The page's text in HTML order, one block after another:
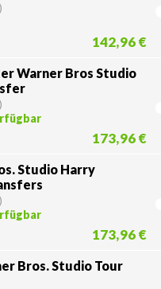
)
142,96 €
Warner Bros Studio
)
173,96 €
Studio Harry
)
173,96 €
Bros. Studio Tour